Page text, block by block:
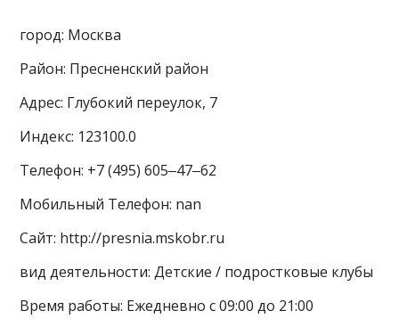
город: Москва
Район: Пресненский район
Адрес: Глубокий переулок, 7
Индекс: 123100.0
Телефон: +7 (495) 605‒47‒62
Мобильный Телефон: nan
Сайт: http://presnia.mskobr.ru
вид деятельности: Детские / подростковые клубы
Время работы: Ежедневно с 09:00 до 21:00